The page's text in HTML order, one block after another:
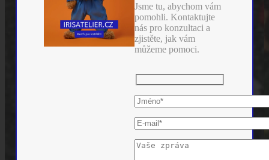
Jsme tu, abychom vám
pomohli. Kontaktujte
nás pro konzultaci a
zjistěte, jak vám
můžeme pomoci.